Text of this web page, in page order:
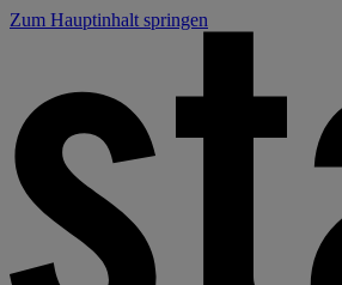
Zum Hauptinhalt springen